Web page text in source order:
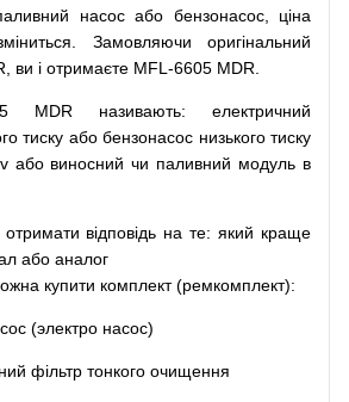
насос або бензонасос,
ціна
Замовляючи
оригінальний
ви і отримаєте MFL-6605 MDR.
MDR називають:
електричний
тиску або бензонасос низького тиску
або виносний чи паливний модуль в
отримати відповідь на те: який краще
або аналог
купити комплект (ремкомплект):
(электро насос)
фільтр тонкого очищення